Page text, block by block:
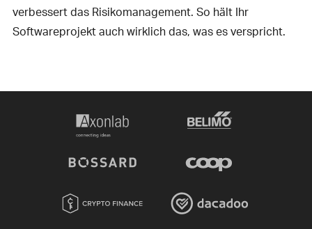
verbessert das Risikomanagement. So hält Ihr
Softwareprojekt auch wirklich das, was es verspricht.